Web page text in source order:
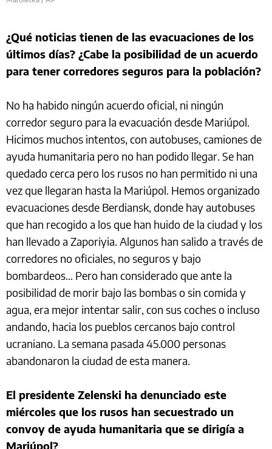
¿Qué noticias tienen de las evacuaciones de los
últimos días? ¿Cabe la posibilidad de un acuerdo
para tener corredores seguros para la población?
No ha habido ningún acuerdo oficial, ni ningún
corredor seguro para la evacuación desde Mariúpol.
Hicimos muchos intentos, con autobuses, camiones de
ayuda humanitaria pero no han podido llegar. Se han
quedado cerca pero los rusos no han permitido ni una
vez que llegaran hasta la Mariúpol. Hemos organizado
evacuaciones desde Berdiansk, donde hay autobuses
que han recogido a los que han huido de la ciudad y los
han llevado a Zaporiyia. Algunos han salido a través de
corredores no oficiales, no seguros y bajo
bombardeos... Pero han considerado que ante la
posibilidad de morir bajo las bombas o sin comida y
agua, era mejor intentar salir, con sus coches o incluso
andando, hacia los pueblos cercanos bajo control
ucraniano. La semana pasada 45.000 personas
abandonaron la ciudad de esta manera.
El presidente Zelenski ha denunciado este
miércoles que los rusos han secuestrado un
convoy de ayuda humanitaria que se dirigía a
Mariúpol?